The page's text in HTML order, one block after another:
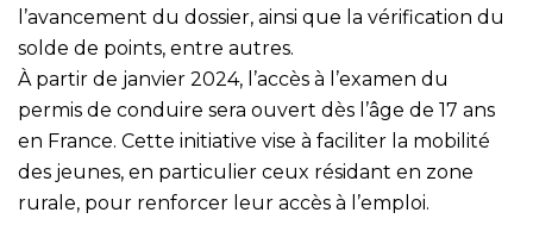
l’avancement du dossier, ainsi que la vérification du
solde de points, entre autres.
À partir de janvier 2024, l’accès à l’examen du
permis de conduire sera ouvert dès l’âge de 17 ans
en France. Cette initiative vise à faciliter la mobilité
des jeunes, en particulier ceux résidant en zone
rurale, pour renforcer leur accès à l’emploi.